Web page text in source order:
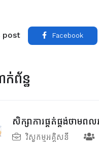
post Facebook
ក់ព័ន្ធ
សិក្សាការផ្គត់ផ្គង់ថាមព
វិស្វកម្មអគ្គិសនី